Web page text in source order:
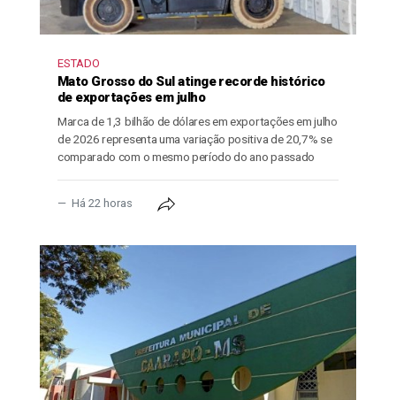
ESTADO
Mato Grosso do Sul atinge recorde histórico
de exportações em julho
Marca de 1,3 bilhão de dólares em exportações em julho
de 2026 representa uma variação positiva de 20,7% se
comparado com o mesmo período do ano passado
Há 22 horas